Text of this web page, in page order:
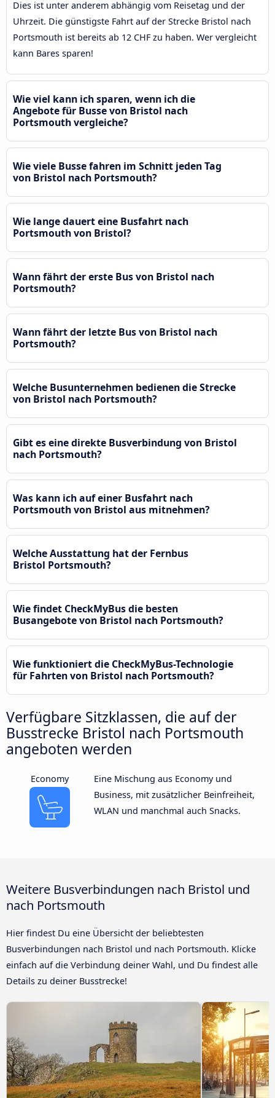
Dies ist unter anderem abhängig vom Reisetag und der
Uhrzeit. Die günstigste Fahrt auf der Strecke Bristol nach
Portsmouth ist bereits ab 12 CHF zu haben. Wer vergleicht
kann Bares sparen!
Wie viel kann ich sparen, wenn ich die
Angebote für Busse von Bristol nach
Portsmouth vergleiche?
Wie viele Busse fahren im Schnitt jeden Tag
von Bristol nach Portsmouth?
Wie lange dauert eine Busfahrt nach
Portsmouth von Bristol?
Wann fährt der erste Bus von Bristol nach
Portsmouth?
Wann fährt der letzte Bus von Bristol nach
Portsmouth?
Welche Busunternehmen bedienen die Strecke
von Bristol nach Portsmouth?
Gibt es eine direkte Busverbindung von Bristol
nach Portsmouth?
Was kann ich auf einer Busfahrt nach
Portsmouth von Bristol aus mitnehmen?
Welche Ausstattung hat der Fernbus
Bristol Portsmouth?
Wie findet CheckMyBus die besten
Busangebote von Bristol nach Portsmouth?
Wie funktioniert die CheckMyBus-Technologie
für Fahrten von Bristol nach Portsmouth?
Verfügbare Sitzklassen, die auf der
Busstrecke Bristol nach Portsmouth
angeboten werden
Economy
Eine Mischung aus Economy und
Business, mit zusätzlicher Beinfreiheit,
WLAN und manchmal auch Snacks.
Weitere Busverbindungen nach Bristol und
nach Portsmouth
Hier findest Du eine Übersicht der beliebtesten
Busverbindungen nach Bristol und nach Portsmouth. Klicke
einfach auf die Verbindung deiner Wahl, und Du findest alle
Details zu deiner Busstrecke!